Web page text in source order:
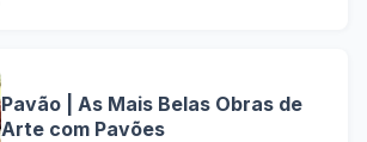
Pavão | As Mais Belas Obras de
Arte com Pavões